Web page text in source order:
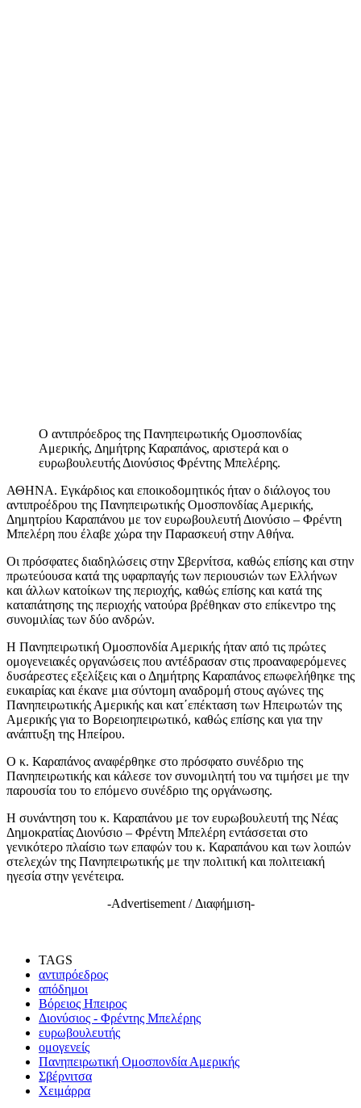
Ο αντιπρόεδρος της Πανηπειρωτικής Ομοσπονδίας
Αμερικής, Δημήτρης Καραπάνος, αριστερά και ο
ευρωβουλευτής Διονύσιος Φρέντης Μπελέρης.
ΑΘΗΝΑ. Εγκάρδιος και εποικοδομητικός ήταν ο διάλογος του
αντιπροέδρου της Πανηπειρωτικής Ομοσπονδίας Αμερικής,
Δημητρίου Καραπάνου με τον ευρωβουλευτή Διονύσιο – Φρέντη
Μπελέρη που έλαβε χώρα την Παρασκευή στην Αθήνα.
Οι πρόσφατες διαδηλώσεις στην Σβερνίτσα, καθώς επίσης και στην
πρωτεύουσα κατά της υφαρπαγής των περιουσιών των Ελλήνων
και άλλων κατοίκων της περιοχής, καθώς επίσης και κατά της
καταπάτησης της περιοχής νατούρα βρέθηκαν στο επίκεντρο της
συνομιλίας των δύο ανδρών.
Η Πανηπειρωτική Ομοσπονδία Αμερικής ήταν από τις πρώτες
ομογενειακές οργανώσεις που αντέδρασαν στις προαναφερόμενες
δυσάρεστες εξελίξεις και ο Δημήτρης Καραπάνος επωφελήθηκε της
ευκαιρίας και έκανε μια σύντομη αναδρομή στους αγώνες της
Πανηπειρωτικής Αμερικής και κατ΄επέκταση των Ηπειρωτών της
Αμερικής για το Βορειοηπειρωτικό, καθώς επίσης και για την
ανάπτυξη της Ηπείρου.
Ο κ. Καραπάνος αναφέρθηκε στο πρόσφατο συνέδριο της
Πανηπειρωτικής και κάλεσε τον συνομιλητή του να τιμήσει με την
παρουσία του το επόμενο συνέδριο της οργάνωσης.
Η συνάντηση του κ. Καραπάνου με τον ευρωβουλευτή της Νέας
Δημοκρατίας Διονύσιο – Φρέντη Μπελέρη εντάσσεται στο
γενικότερο πλαίσιο των επαφών του κ. Καραπάνου και των λοιπών
στελεχών της Πανηπειρωτικής με την πολιτική και πολιτειακή
ηγεσία στην γενέτειρα.
-Advertisement / Διαφήμιση-
TAGS
αντιπρόεδρος
απόδημοι
Βόρειος Ηπειρος
Διονύσιος - Φρέντης Μπελέρης
ευρωβουλευτής
ομογενείς
Πανηπειρωτική Ομοσπονδία Αμερικής
Σβέρνιτσα
Χειμάρρα